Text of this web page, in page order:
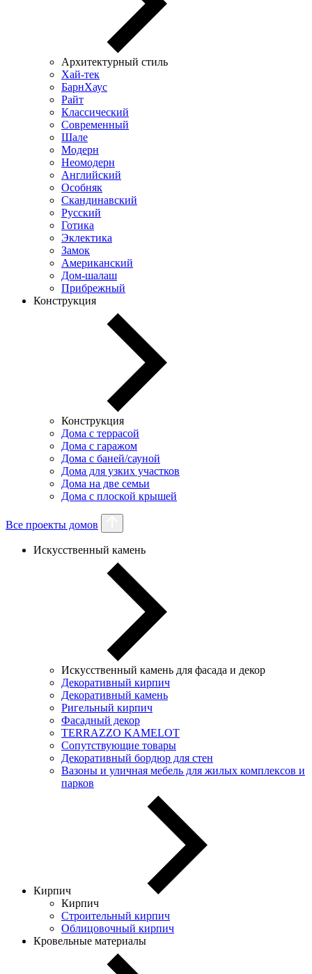
Архитектурный стиль
Хай-тек
БарнХаус
Райт
Классический
Современный
Шале
Модерн
Неомодерн
Английский
Особняк
Скандинавский
Русский
Готика
Эклектика
Замок
Американский
Дом-шалаш
Прибрежный
Конструкция
Конструкция
Дома с террасой
Дома с гаражом
Дома с баней/сауной
Дома для узких участков
Дома на две семьи
Дома с плоской крышей
Все проекты домов
Искусственный камень
Искусственный камень для фасада и декор
Декоративный кирпич
Декоративный камень
Ригельный кирпич
Фасадный декор
TERRAZZO KAMELOT
Сопутствующие товары
Декоративный бордюр для стен
Вазоны и уличная мебель для жилых комплексов и
парков
Кирпич
Кирпич
Строительный кирпич
Облицовочный кирпич
Кровельные материалы